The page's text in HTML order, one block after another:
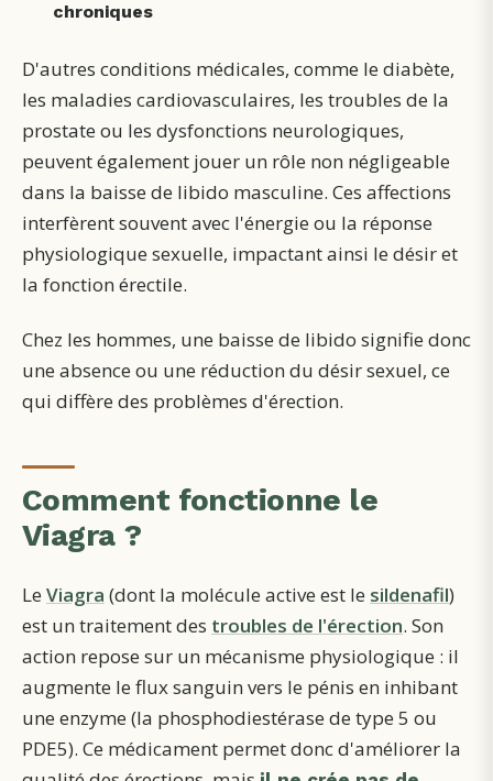
chroniques
D'autres conditions médicales, comme le diabète,
les maladies cardiovasculaires, les troubles de la
prostate ou les dysfonctions neurologiques,
peuvent également jouer un rôle non négligeable
dans la baisse de libido masculine. Ces affections
interfèrent souvent avec l'énergie ou la réponse
physiologique sexuelle, impactant ainsi le désir et
la fonction érectile.
Chez les hommes, une baisse de libido signifie donc
une absence ou une réduction du désir sexuel, ce
qui diffère des problèmes d'érection.
Comment fonctionne le
Viagra ?
Le Viagra (dont la molécule active est le sildenafil)
est un traitement des troubles de l'érection. Son
action repose sur un mécanisme physiologique : il
augmente le flux sanguin vers le pénis en inhibant
une enzyme (la phosphodiestérase de type 5 ou
PDE5). Ce médicament permet donc d'améliorer la